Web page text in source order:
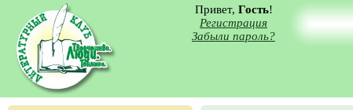
Привет, Гость!
Регистрация
Забыли пароль?